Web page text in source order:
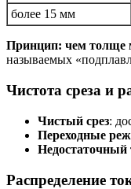
более 15 мм
Принцип: чем толще
называемых
Чистота среза и
Чистый срез:
Переходные
Недостаточный
Распределение